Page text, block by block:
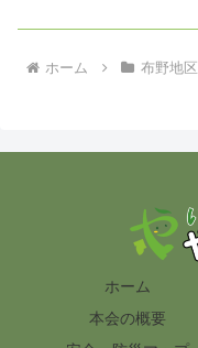
ホーム 布野地区
ホーム
本会の概要